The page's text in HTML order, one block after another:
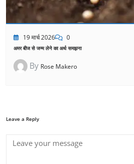
19 मार्च 2026 0
अमर बीज से जन्म लेने का अर्थ समझना
By Rose Makero
Leave a Reply